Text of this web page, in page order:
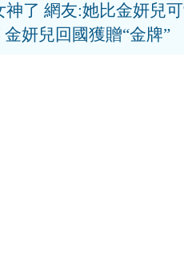
了 網友:她比金妍兒
妍兒回國獲贈“金牌”